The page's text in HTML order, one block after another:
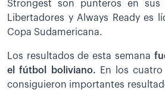
Strongest son punteros en
Libertadores y Always Ready es
Copa Sudamericana.
Los resultados de esta semana
el fútbol boliviano. En los
consiguieron importantes